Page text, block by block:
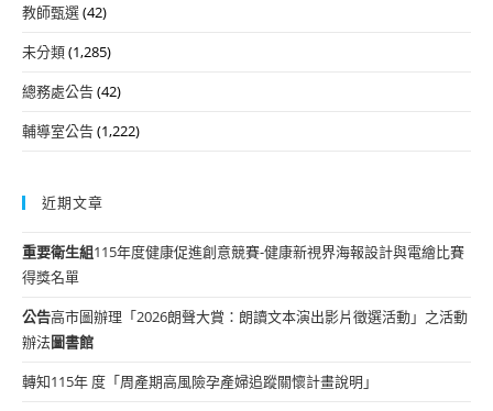
教師甄選(42)
未分類(1,285)
總務處公告(42)
輔導室公告(1,222)
近期文章
重要衛生組115年度健康促進創意競賽-健康新視界海報設計與電繪比賽
得獎名單
公告高市圖辦理「2026朗聲大賞：朗讀文本演出影片徵選活動」之活動
辦法圖書館
轉知115年 度「周產期高風險孕產婦追蹤關懷計畫說明」